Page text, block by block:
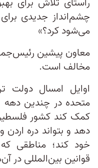
چشم‌انداز جدیدی
می‌شود کرد؟»
معاون پیشین
مخالف است.
اوایل امسال دولت
متحده در چندین دهه
کمک کند کشور
دهد و بتواند دره
خود کند؛ مناطقی
قوانین بین‌المللی در